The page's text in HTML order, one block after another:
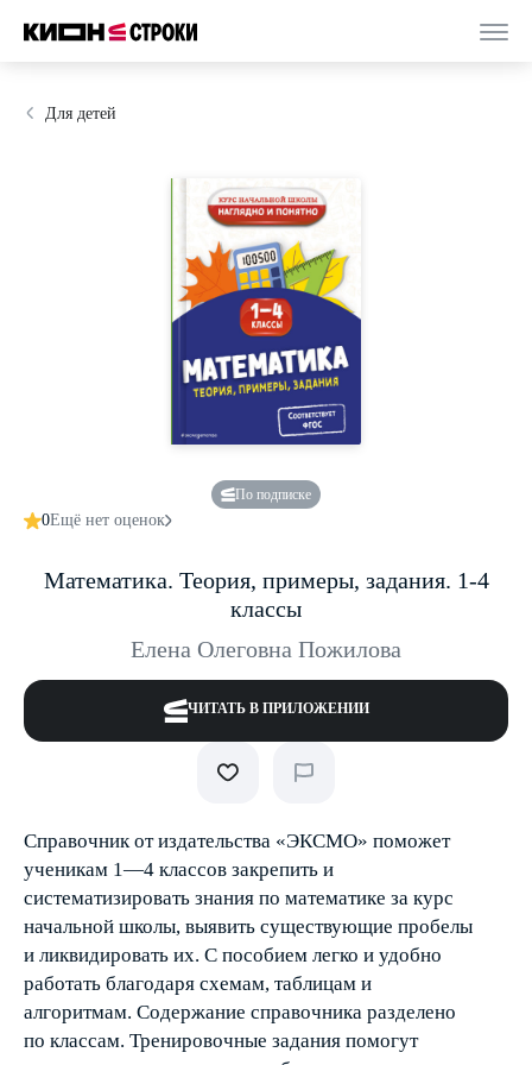
Для детей
По подписке
0Ещё нет оценок
Математика. Теория, примеры, задания. 1-4
классы
Елена Олеговна Пожилова
ЧИТАТЬ В ПРИЛОЖЕНИИ
Справочник от издательства «ЭКСМО» поможет
ученикам 1—4 классов закрепить и
систематизировать знания по математике за курс
начальной школы, выявить существующие пробелы
и ликвидировать их. С пособием легко и удобно
работать благодаря схемам, таблицам и
алгоритмам. Содержание справочника разделено
по классам. Тренировочные задания помогут